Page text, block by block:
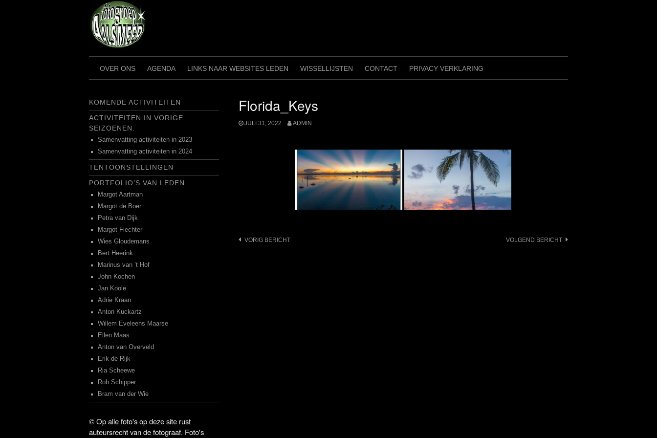
OVER ONS AGENDA LINKS NAAR WEBSITES LEDEN WISSELLIJSTEN CONTACT PRIVACY VERKLARING
Florida_Keys
JULI 31, 2022 ADMIN
Bericht
VORIG BERICHT VOLGEND BERICHT
KOMENDE ACTIVITEITEN
ACTIVITEITEN IN VORIGE
SEIZOENEN.
Samenvatting activiteiten in 2023
Samenvatting activiteiten in 2024
TENTOONSTELLINGEN
PORTFOLIO’S VAN LEDEN
Margot Aartman
Margot de Boer
Petra van Dijk
Margot Fiechter
Wies Gloudemans
Bert Heerink
Marinus van ’t Hof
John Kochen
Jan Koole
Adrie Kraan
Anton Kuckartz
Willem Eveleens Maarse
Ellen Maas
Anton van Overveld
Erik de Rijk
Ria Scheewe
Rob Schipper
Bram van der Wie
©Op alle foto's op deze site rust
auteursrecht van de fotograaf. Foto's